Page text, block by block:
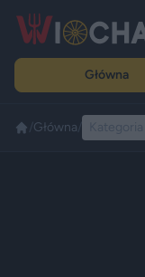
Główna
Główna